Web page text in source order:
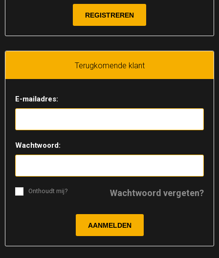
Terugkomende klant
E-mailadres:
Wachtwoord:
Wachtwoord vergeten?
Onthoudt mij?